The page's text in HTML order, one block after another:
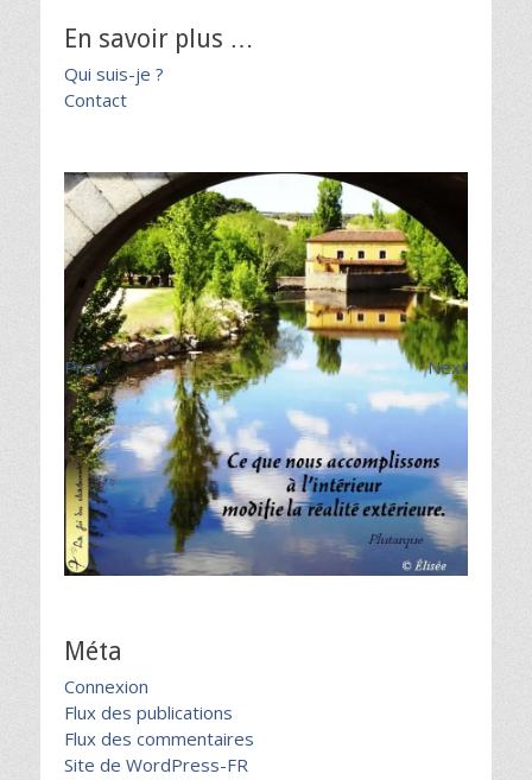
En savoir plus …
Qui suis-je ?
Contact
Prev Next
Méta
Connexion
Flux des publications
Flux des commentaires
Site de WordPress-FR